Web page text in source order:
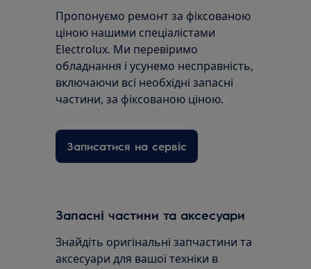
Пропонуємо ремонт за фіксованою
ціною нашими спеціалістами
Electrolux. Ми перевіримо
обладнання і усунемо несправність,
включаючи всі необхідні запасні
частини, за фіксованою ціною.
Записатися на сервіс
Запасні частини та аксесуари
Знайдіть оригінальні запчастини та
аксесуари для вашої техніки в